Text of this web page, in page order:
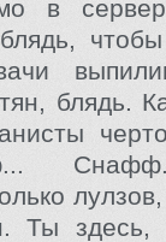
в
блядь.
Ты здесь,